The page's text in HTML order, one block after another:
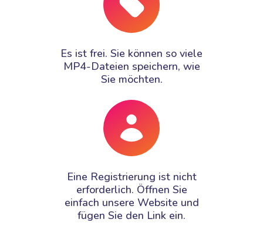
Es ist frei. Sie können so viele
MP4-Dateien speichern, wie
Sie möchten.
Eine Registrierung ist nicht
erforderlich. Öffnen Sie
einfach unsere Website und
fügen Sie den Link ein.